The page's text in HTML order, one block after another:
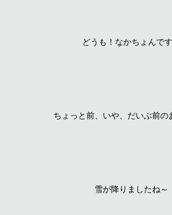
どうも！なかちょんです
ちょっと前、いや、だいぶ前の
雪が降りましたね～